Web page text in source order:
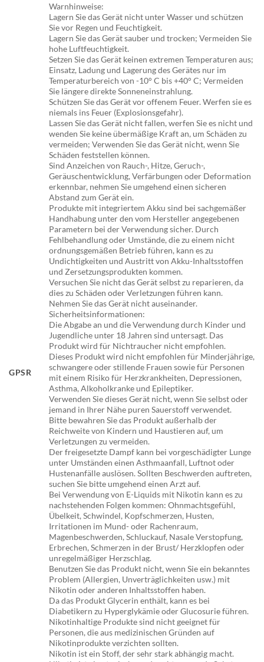
GPSR
Warnhinweise:
Lagern Sie das Gerät nicht unter Wasser und schützen
Sie vor Regen und Feuchtigkeit.
Lagern Sie das Gerät sauber und trocken; Vermeiden Sie
hohe Luftfeuchtigkeit.
Setzen Sie das Gerät keinen extremen Temperaturen aus;
Einsatz, Ladung und Lagerung des Gerätes nur im
Temperaturbereich von -10° C bis +40° C; Vermeiden
Sie längere direkte Sonneneinstrahlung.
Schützen Sie das Gerät vor offenem Feuer. Werfen sie es
niemals ins Feuer (Explosionsgefahr).
Lassen Sie das Gerät nicht fallen, werfen Sie es nicht und
wenden Sie keine übermäßige Kraft an, um Schäden zu
vermeiden; Verwenden Sie das Gerät nicht, wenn Sie
Schäden feststellen können.
Sind Anzeichen von Rauch-, Hitze, Geruch-,
Geräuschentwicklung, Verfärbungen oder Deformation
erkennbar, nehmen Sie umgehend einen sicheren
Abstand zum Gerät ein.
Produkte mit integriertem Akku sind bei sachgemäßer
Handhabung unter den vom Hersteller angegebenen
Parametern bei der Verwendung sicher. Durch
Fehlbehandlung oder Umstände, die zu einem nicht
ordnungsgemäßen Betrieb führen, kann es zu
Undichtigkeiten und Austritt von Akku-Inhaltsstoffen
und Zersetzungsprodukten kommen.
Versuchen Sie nicht das Gerät selbst zu reparieren, da
dies zu Schäden oder Verletzungen führen kann.
Nehmen Sie das Gerät nicht auseinander.
Sicherheitsinformationen:
Die Abgabe an und die Verwendung durch Kinder und
Jugendliche unter 18 Jahren sind untersagt. Das
Produkt wird für Nichtraucher nicht empfohlen.
Dieses Produkt wird nicht empfohlen für Minderjährige,
schwangere oder stillende Frauen sowie für Personen
mit einem Risiko für Herzkrankheiten, Depressionen,
Asthma, Alkoholkranke und Epileptiker.
Verwenden Sie dieses Gerät nicht, wenn Sie selbst oder
jemand in Ihrer Nähe puren Sauerstoff verwendet.
Bitte bewahren Sie das Produkt außerhalb der
Reichweite von Kindern und Haustieren auf, um
Verletzungen zu vermeiden.
Der freigesetzte Dampf kann bei vorgeschädigter Lunge
unter Umständen einen Asthmaanfall, Luftnot oder
Hustenanfälle auslösen. Sollten Beschwerden auftreten,
suchen Sie bitte umgehend einen Arzt auf.
Bei Verwendung von E-Liquids mit Nikotin kann es zu
nachstehenden Folgen kommen: Ohnmachtsgefühl,
Übelkeit, Schwindel, Kopfschmerzen, Husten,
Irritationen im Mund- oder Rachenraum,
Magenbeschwerden, Schluckauf, Nasale Verstopfung,
Erbrechen, Schmerzen in der Brust/ Herzklopfen oder
unregelmäßiger Herzschlag.
Benutzen Sie das Produkt nicht, wenn Sie ein bekanntes
Problem (Allergien, Unverträglichkeiten usw.) mit
Nikotin oder anderen Inhaltsstoffen haben.
Da das Produkt Glycerin enthält, kann es bei
Diabetikern zu Hyperglykämie oder Glucosurie führen.
Nikotinhaltige Produkte sind nicht geeignet für
Personen, die aus medizinischen Gründen auf
Nikotinprodukte verzichten sollten.
Nikotin ist ein Stoff, der sehr stark abhängig macht.